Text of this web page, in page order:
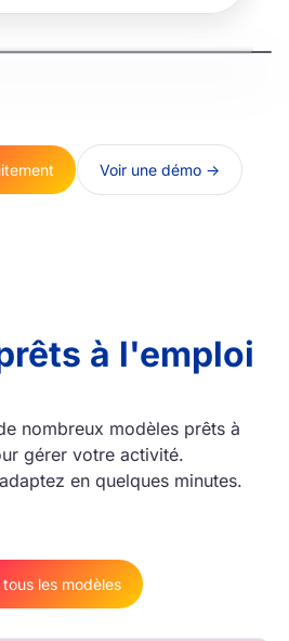
Voir une démo ->
à l'emploi
nombreux modèles prêts à
gérer votre activité.
en quelques minutes.
tous les modèles